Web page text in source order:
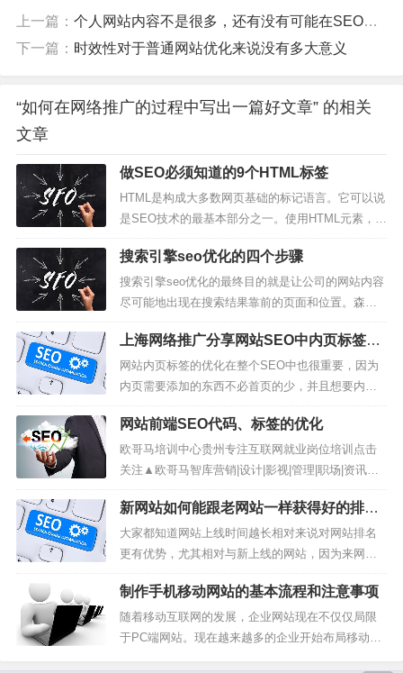
上一篇： 个人网站内容不是很多，还有没有可能在SEO上成功？
下一篇： 时效性对于普通网站优化来说没有多大意义
“如何在网络推广的过程中写出一篇好文章” 的相关
文章
做SEO必须知道的9个HTML标签
HTML是构成大多数网页基础的标记语言。它可以说
是SEO技术的最基本部分之一。使用HTML元素，S
EO专业人员可以将有关页面的信息传达给用户和搜
索机器人。这可以帮助阐明页面上内容的重要性，
性质和顺序，以及与其他网页的关系。标签和属性
之间的区别要了解标签和属性之间的区别，我们需
要确保我们使用正确的术语...
搜索引擎seo优化的四个步骤
搜索引擎seo优化的最终目的就是让公司的网站内容
尽可能地出现在搜索结果靠前的页面和位置。森算
云小编通过四个步骤来分析：1.抓取系统，2.关键词
调研，3.页面优化，4.外链建设。1. 抓取系统首先，
大家需要明白搜索引擎的工作原理，才能更好得理
解和运用SEO。搜索引擎有一个抓取系统，称为Spi
der，翻...
上海网络推广分享网站SEO中内页标签的
优化方法
网站内页标签的优化在整个SEO中也很重要，因为
内页需要添加的东西不必首页的少，并且想要内页
的内容留住用户也是有一定的难度和挑战性的，所
以今天上海网络推广就跟大家分享一下有关内页优
化中的标签的优化方法。1、标题新颖搜索引擎每天
都会见识到很多样化的网站，这个时候如果想让搜
索引擎收录你，那么就要拥有一个独...
网站前端SEO代码、标签的优化
欧哥马培训中心贵州专注互联网就业岗位培训点击
关注▲欧哥马智库营销|设计|影视|管理|职场|资讯网
站优化结构布局要求尽量往简单优化，提倡扁平化
结构。所以代码优化是SEO内部优化一个重要部
分，不然发个外链、写个文章，是个人基本都能够
做到的，为了跟上SEO的步伐，学代码懂前端，甚
至独立搭建网站是SEOER...
新网站如何能跟老网站一样获得好的排
名？
大家都知道网站上线时间越长相对来说对网站排名
更有优势，尤其相对与新上线的网站，因为来网站
经过多年的积累，外部资源丰富，内容量大，网站
权重高。那么，对于新上线的网站真的就没法获得
好的排名了吗？但是只有找对方法新网站还是能获
得跟老网站一样的排名的，今天就跟大家分享一下
制作手机移动网站的基本流程和注意事项
随着移动互联网的发展，企业网站现在不仅仅局限
于PC端网站。现在越来越多的企业开始布局移动手